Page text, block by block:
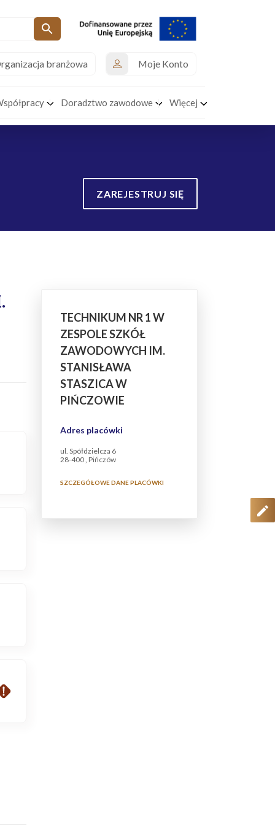
branżowa Moje Konto
Doradztwo zawodowe Więcej
ZAREJESTRUJ SIĘ
TECHNIKUM NR 1 W
ZESPOLE SZKÓŁ
ZAWODOWYCH IM.
STANISŁAWA
STASZICA W
PIŃCZOWIE
Adres placówki
ul. Spółdzielcza 6
28-400 , Pińczów
SZCZEGÓŁOWE DANE PLACÓWKI